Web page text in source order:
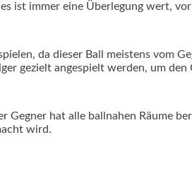
ist immer eine Überlegung wert,
da dieser Ball meistens vom
gezielt angespielt werden, um
Gegner hat alle ballnahen Räume
wird.